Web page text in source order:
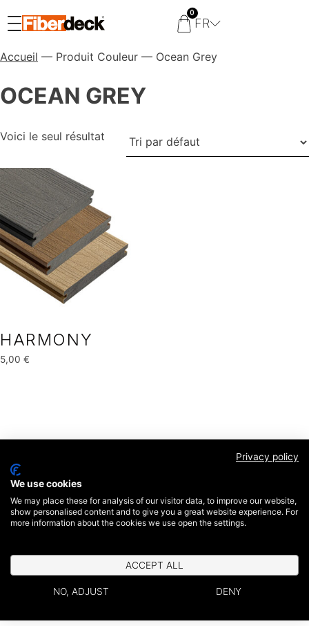
0
FR
Accueil — Produit Couleur — Ocean Grey
OCEAN GREY
Voici le seul résultat
HARMONY
5,00 €
Privacy policy
We use cookies
We may place these for analysis of our visitor data, to improve our website,
show personalised content and to give you a great website experience. For
more information about the cookies we use open the settings.
ACCEPT ALL
NO, ADJUST DENY